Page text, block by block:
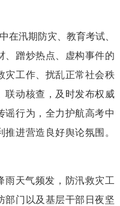
在汛期防灾、教育考试、
、蹭炒热点、虚构事件的
灾工作、扰乱正常社会秩
联动核查，及时发布权威
谣行为，全力护航高考中
进营造良好舆论氛围。
雨天气频发，防汛救灾工
部门以及基层干部日夜坚